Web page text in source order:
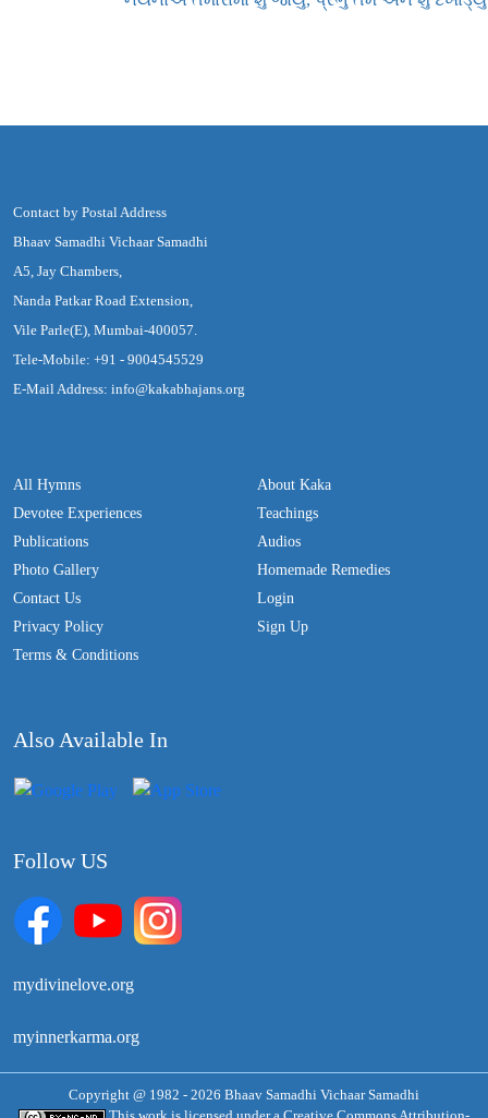
Contact by Postal Address
Bhaav Samadhi Vichaar Samadhi
A5, Jay Chambers,
Nanda Patkar Road Extension,
Vile Parle(E), Mumbai-400057.
Tele-Mobile: +91 - 9004545529
E-Mail Address: info@kakabhajans.org
All Hymns
Devotee Experiences
Publications
Photo Gallery
Contact Us
Privacy Policy
Terms & Conditions
About Kaka
Teachings
Audios
Homemade Remedies
Login
Sign Up
Also Available In
Follow US
mydivinelove.org
myinnerkarma.org
Copyright @ 1982 - 2026 Bhaav Samadhi Vichaar Samadhi